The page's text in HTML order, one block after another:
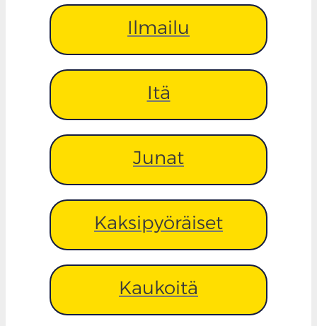
Ilmailu
Itä
Junat
Kaksipyöräiset
Kaukoitä